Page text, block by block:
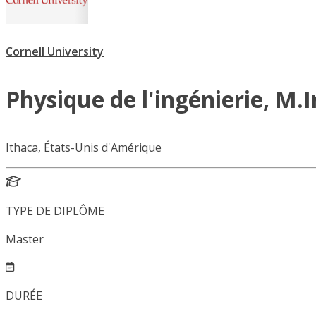
Cornell University
Physique de l'ingénierie,
Ithaca, États-Unis d'Amérique
TYPE DE DIPLÔME
Master
DURÉE